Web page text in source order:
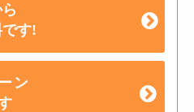
す!
ン